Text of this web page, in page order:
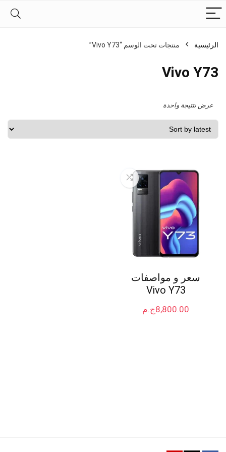
الرئيسية منتجات تحت الوسم “Vivo Y73”
Vivo Y73
عرض نتتيجة واحدة
سعر و مواصفات
Vivo Y73
ج.م8,800.00